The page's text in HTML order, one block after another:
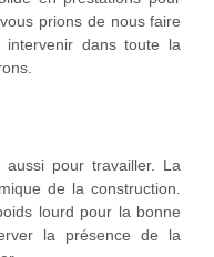
prions de nous faire
dans toute la
pour travailler. La
de la construction.
lourd pour la bonne
la présence de la